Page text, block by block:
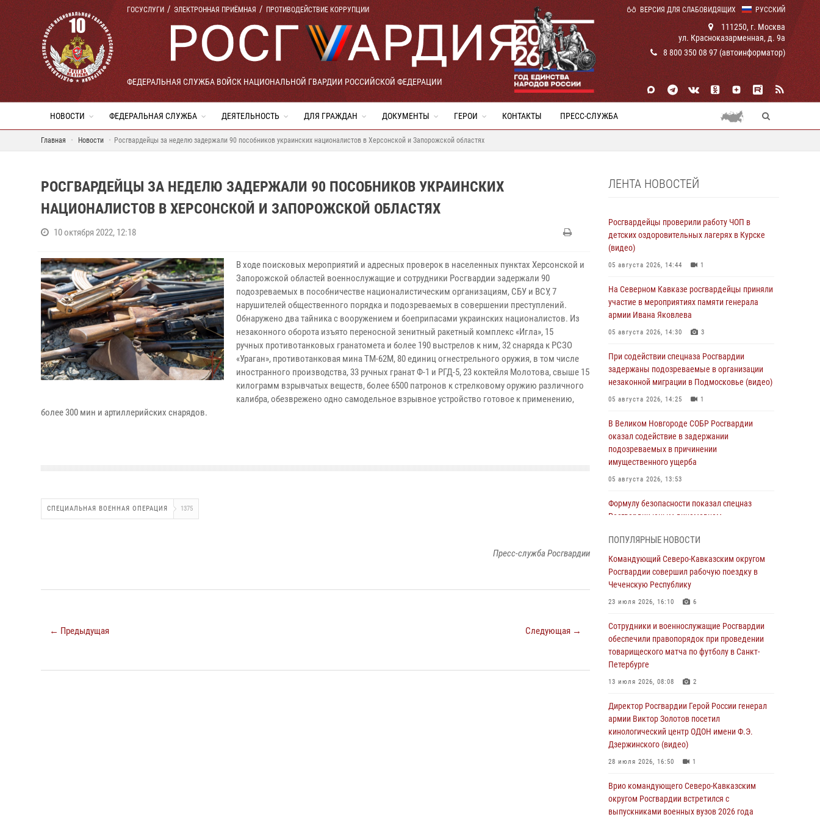
РУССКИЙ
ГОСУСЛУГИ ЭЛЕКТРОННАЯ ПРИЁМНАЯ ПРОТИВОДЕЙСТВИЕ КОРРУПЦИИ ВЕРСИЯ ДЛЯ СЛАБОВИДЯЩИХ
ФЕДЕРАЛЬНАЯ СЛУЖБА ВОЙСК НАЦИОНАЛЬНОЙ ГВАРДИИ РОССИЙСКОЙ ФЕДЕРАЦИИ
111250, г. Москва
ул. Красноказарменная, д. 9а
8 800 350 08 97 (автоинформатор)
НОВОСТИ ФЕДЕРАЛЬНАЯ СЛУЖБА ДЕЯТЕЛЬНОСТЬ ДЛЯ ГРАЖДАН ДОКУМЕНТЫ ГЕРОИ КОНТАКТЫ ПРЕСС-СЛУЖБА
Главная Новости Росгвардейцы за неделю задержали 90 пособников украинских националистов в Херсонской и Запорожской областях
РОСГВАРДЕЙЦЫ ЗА НЕДЕЛЮ ЗАДЕРЖАЛИ 90 ПОСОБНИКОВ УКРАИНСКИХ
НАЦИОНАЛИСТОВ В ХЕРСОНСКОЙ И ЗАПОРОЖСКОЙ ОБЛАСТЯХ
10 октября 2022, 12:18
В ходе поисковых мероприятий и адресных проверок в населенных пунктах Херсонской и
Запорожской областей военнослужащие и сотрудники Росгвардии задержали 90
подозреваемых в пособничестве националистическим организациям, СБУ и ВСУ, 7
нарушителей общественного порядка и подозреваемых в совершении преступлений.
Обнаружено два тайника с вооружением и боеприпасами украинских националистов. Из
незаконного оборота изъято переносной зенитный ракетный комплекс «Игла», 15
ручных противотанковых гранатомета и более 190 выстрелов к ним, 32 снаряда к РСЗО
«Ураган», противотанковая мина ТМ-62М, 80 единиц огнестрельного оружия, в том числе
иностранного производства, 33 ручных гранат Ф-1 и РГД-5, 23 коктейля Молотова, свыше 15
килограмм взрывчатых веществ,более 6500 патронов к стрелковому оружию различного
калибра, обезврежено одно самодельное взрывное устройство готовое к применению,
более 300 мин и артиллерийских снарядов.
СПЕЦИАЛЬНАЯ ВОЕННАЯ ОПЕРАЦИЯ 1375
Пресс-служба Росгвардии
← Предыдущая Следующая →
ЛЕНТА НОВОСТЕЙ
Росгвардейцы проверили работу ЧОП в
детских оздоровительных лагерях в Курске
(видео)
05 августа 2026, 14:44 1
На Северном Кавказе росгвардейцы приняли
участие в мероприятиях памяти генерала
армии Ивана Яковлева
05 августа 2026, 14:30 3
При содействии спецназа Росгвардии
задержаны подозреваемые в организации
незаконной миграции в Подмосковье (видео)
05 августа 2026, 14:25 1
В Великом Новгороде СОБР Росгвардии
оказал содействие в задержании
подозреваемых в причинении
имущественного ущерба
05 августа 2026, 13:53
Формулу безопасности показал спецназ
Росгвардии юным динамовцам
В столице росгвардейцы задержали мужчину,
устроившего дебош в букмекерской конторе
В Удмуртии при силовой поддержке спецназа
Росгвардии задержаны подозреваемые в
мошенничестве под видом оказания
оздоровительных услуг (видео)
В Москве дети сотрудников и
военнослужащих Росгвардии посетили
мастер-класс по художественной гимнастике
05 августа 2026, 13:00
Офицеры Росгвардии и ветераны войск
правопорядка почтили память генерала
армии Ивана Кирилловича Яковлева
ПОПУЛЯРНЫЕ НОВОСТИ
Командующий Северо-Кавказским округом
Росгвардии совершил рабочую поездку в
Чеченскую Республику
23 июля 2026, 16:10 6
Сотрудники и военнослужащие Росгвардии
обеспечили правопорядок при проведении
товарищеского матча по футболу в Санкт-
Петербурге
13 июля 2026, 08:08 2
Директор Росгвардии Герой России генерал
армии Виктор Золотов посетил
кинологический центр ОДОН имени Ф.Э.
Дзержинского (видео)
28 июля 2026, 16:50 1
Врио командующего Северо-Кавказским
округом Росгвардии встретился с
выпускниками военных вузов 2026 года